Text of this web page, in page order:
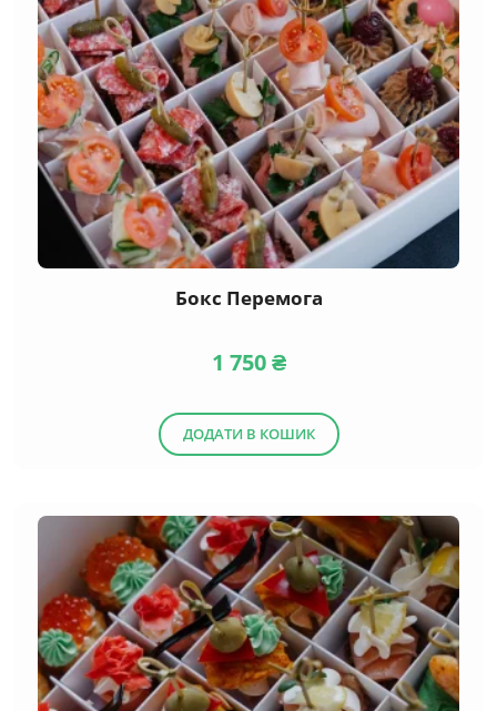
Бокс Перемога
1 750₴
ДОДАТИ В КОШИК